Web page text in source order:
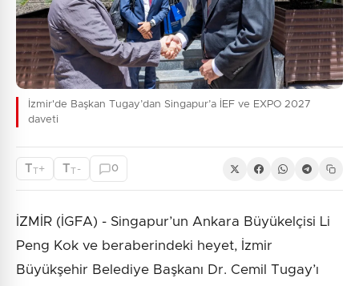
İzmir'de Başkan Tugay’dan Singapur’a İEF ve EXPO 2027
daveti
TT+ TT - 0
İZMİR (İGFA) - Singapur’un Ankara Büyükelçisi Li
Peng Kok ve beraberindeki heyet, İzmir
Büyükşehir Belediye Başkanı Dr. Cemil Tugay’ı